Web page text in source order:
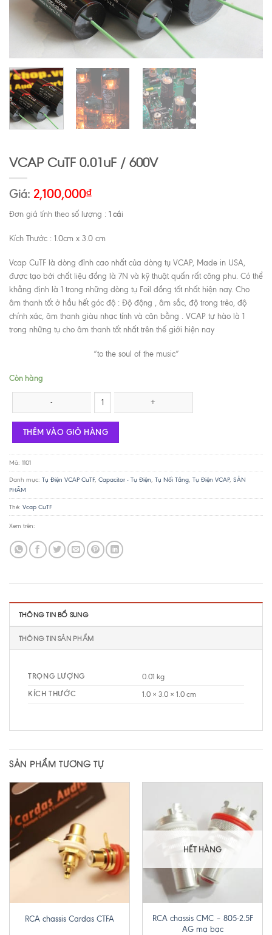
VCAP CuTF 0.01uF / 600V
Giá: 2,100,000₫
Đơn giá tính theo số lượng : 1 cái
Kích Thước : 1.0cm x 3.0 cm
Vcap CuTF là dòng đỉnh cao nhất của dòng tụ VCAP, Made in USA,
được tạo bởi chất liệu đồng là 7N và kỹ thuật quấn rất công phu. Có thể
khẳng định là 1 trong những dòng tụ Foil đồng tốt nhất hiện nay. Cho
âm thanh tốt ở hầu hết góc độ : Độ động , âm sắc, độ trong trẻo, độ
chính xác, âm thanh giàu nhạc tính và cân bằng . VCAP tự hào là 1
trong những tụ cho âm thanh tốt nhất trên thế giới hiện nay
“to the soul of the music”
Còn hàng
THÊM VÀO GIỎ HÀNG
Mã: 1101
Danh mục: Tụ Điện VCAP CuTF, Capacitor - Tụ Điện, Tụ Nối Tầng, Tụ Điện VCAP, SẢN
PHẨM
Thẻ: Vcap CuTF
Xem trên:
THÔNG TIN BỔ SUNG
THÔNG TIN SẢN PHẨM
TRỌNG LƯỢNG
0.01 kg
KÍCH THƯỚC
1.0 × 3.0 × 1.0 cm
SẢN PHẨM TƯƠNG TỰ
RCA chassis Cardas CTFA
HẾT HÀNG
RCA chassis CMC – 805-2.5F
AG mạ bạc